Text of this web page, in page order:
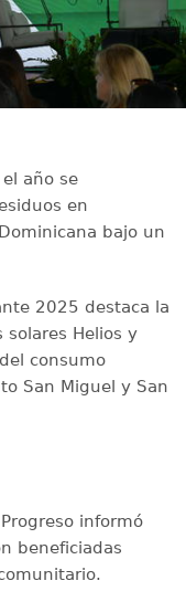
año se
en
bajo un
2025 destaca la
Helios y
consumo
San Miguel y San
informó
beneficiadas